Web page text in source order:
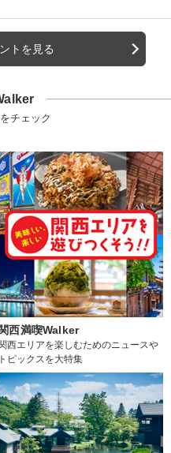
トを見る
チェック
西満喫Walker
西エリアを楽しむためのニュースや
トピックスを大特集